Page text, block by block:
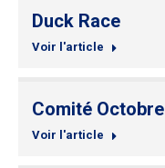
Duck Race
Voir l'article
Comité Octobre
Voir l'article